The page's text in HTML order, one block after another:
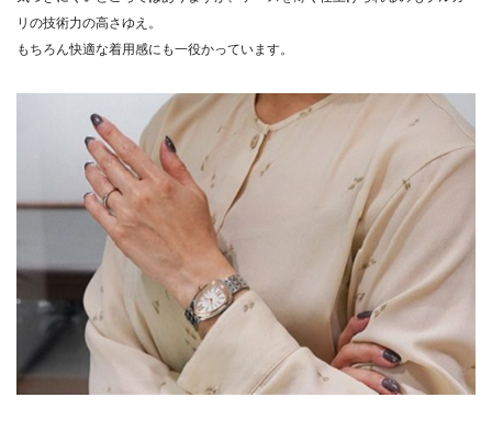
リの技術力の高さゆえ。
もちろん快適な着用感にも一役かっています。